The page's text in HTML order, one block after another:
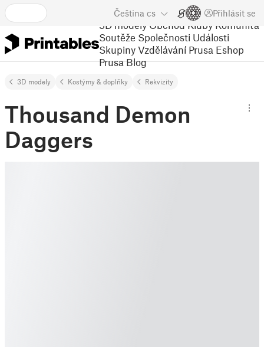
Čeština cs Přihlásit se
3D modely Obchod Kluby Komunita
Soutěže Společnosti Události
Skupiny Vzdělávání Prusa Eshop
Prusa Blog
3D modely Kostýmy & doplňky Rekvizity
Thousand Demon
Daggers